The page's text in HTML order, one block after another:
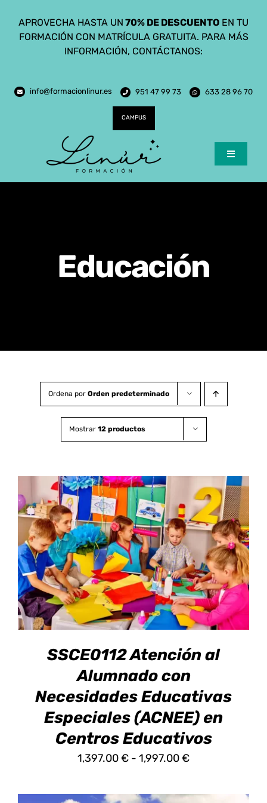
contenido
APROVECHA HASTA UN 70% DE DESCUENTO EN TU
FORMACIÓN CON MATRÍCULA GRATUITA. PARA MÁS
INFORMACIÓN, CONTÁCTANOS:
info@formacionlinur.es 951 47 99 73 633 28 96 70
CAMPUS
Toggle
Inicio
Certificados de Profesionalidad
Educación
Ordena por Orden predeterminado
Mostrar 12 productos
SELECCIONAR OPCIONESESTE
PRODUCTO
TIENE
MÚLTIPLES
VARIANTES.
LAS
OPCIONES
PUEDEN
ELEGIR
EN
LA
PÁGINA
DE
PRODUCTO
/ DETALLES
SSCE0112 Atención al
Alumnado con
Necesidades Educativas
Especiales (ACNEE) en
Centros Educativos
1,397.00€ - 1,997.00€Rango
precios: